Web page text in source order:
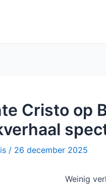
Cristo op
/ 26 december 2025
Weinig